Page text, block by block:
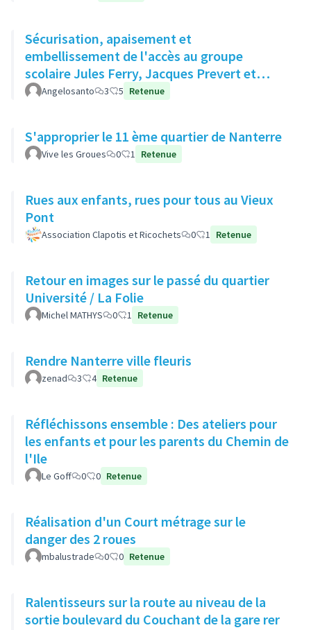
Sécurisation, apaisement et
embellissement de l'accès au groupe
scolaire Jules Ferry, Jacques Prevert et
Moulin des Gibets
Angelosanto 3 5 Retenue
S'approprier le 11 ème quartier de Nanterre
Vive les Groues 0 1 Retenue
Rues aux enfants, rues pour tous au Vieux
Pont
Association Clapotis et Ricochets 0 1 Retenue
Retour en images sur le passé du quartier
Université / La Folie
Michel MATHYS 0 1 Retenue
Rendre Nanterre ville fleuris
zenad 3 4 Retenue
Réfléchissons ensemble : Des ateliers pour
les enfants et pour les parents du Chemin de
l'Ile
Le Goff 0 0 Retenue
Réalisation d'un Court métrage sur le
danger des 2 roues
mbalustrade 0 0 Retenue
Ralentisseurs sur la route au niveau de la
sortie boulevard du Couchant de la gare rer